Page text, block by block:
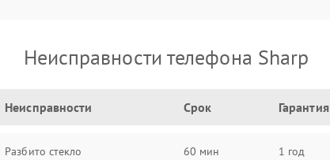
Неисправности телефона Sharp
Неисправности Срок Гарантия
Разбито стекло 60 мин 1 год